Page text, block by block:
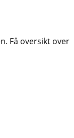
Få oversikt over